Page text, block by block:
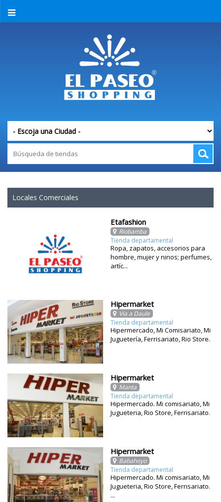
Locales Comerciales
Etafashion
Riobamba
Tienda departamental
Ropa, zapatos, accesorios para
hombre, mujer y ninos; perfumes,
artíc...
Hipermarket
Vía a Daule
Tienda departamental
Hipermercado, Mi Comisariato, Mi
Juguetería, Ferrisariato, Rio Store.
Hipermarket
Manta
Tienda departamental
Hipermercado. Mi comisariato, Mi
Jugueteria, Rio Store, Ferrisariato.
Hipermarket
Babahoyo
Tienda departamental
Hipermercado. Mi comisariato, Mi
Jugueteria, Rio Store, Ferrisariato.
...